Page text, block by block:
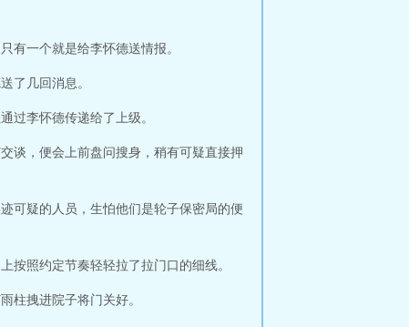
有一个就是给李怀德送情报。
了几回消息。
过李怀德传递给了上级。
谈，便会上前盘问搜身，稍有可疑直接押
可疑的人员，生怕他们是轮子保密局的便
按照约定节奏轻轻拉了拉门口的细线。
柱拽进院子将门关好。